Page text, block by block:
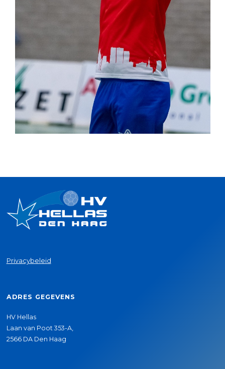
Privacybeleid
ADRES GEGEVENS
HV Hellas
Laan van Poot 353-A,
2566 DA Den Haag